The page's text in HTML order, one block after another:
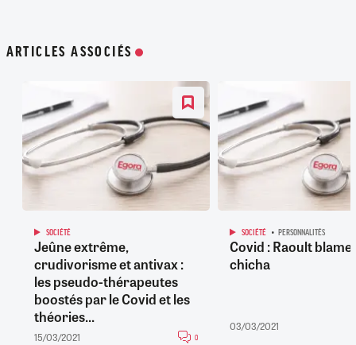
ARTICLES ASSOCIÉS
SOCIÉTÉ
Jeûne extrême,
crudivorisme et antivax :
les pseudo-thérapeutes
boostés par le Covid et les
théories...
15/03/2021 0
SOCIÉTÉ PERSONNALITÉS
Covid : Raoult
chicha
03/03/2021